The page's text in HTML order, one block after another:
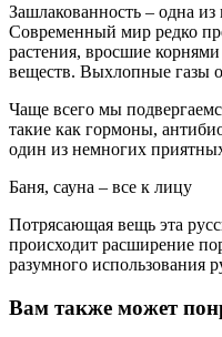
Зашлакованность – одна
Современный мир редко
растения, вросшие
веществ. Выхлопные газы
Чаще всего мы
такие как гормоны,
один из немногих
Баня, сауна – все к лицу
Потрясающая вещь эта
происходит расширение
разумного использования
Вам также может